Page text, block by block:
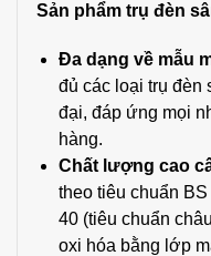
Sản phẩm trụ đèn
Đa dạng về mẫu
đủ các loại trụ đèn
đại, đáp ứng mọi
hàng.
Chất lượng cao
theo tiêu chuẩn
40 (tiêu chuẩn
oxi hóa bằng lớp